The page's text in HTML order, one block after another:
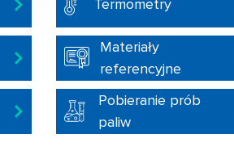
Termometry
Materiały
referencyjne
Pobieranie prób
paliw